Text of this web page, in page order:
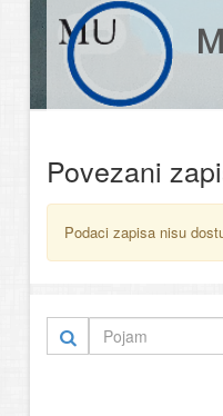
Povezani
Podaci zapisa nisu